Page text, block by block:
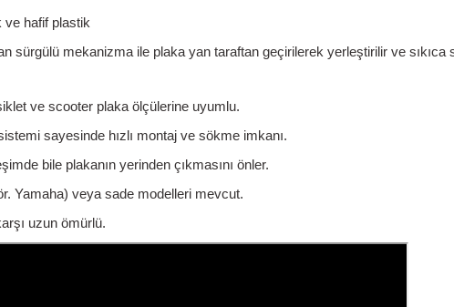
ve hafif plastik
sürgülü mekanizma ile plaka yan taraftan geçirilerek yerleştirilir ve sıkıca
ve scooter plaka ölçülerine uyumlu.
sayesinde hızlı montaj ve sökme imkanı.
bile plakanın yerinden çıkmasını önler.
Yamaha) veya sade modelleri mevcut.
uzun ömürlü.